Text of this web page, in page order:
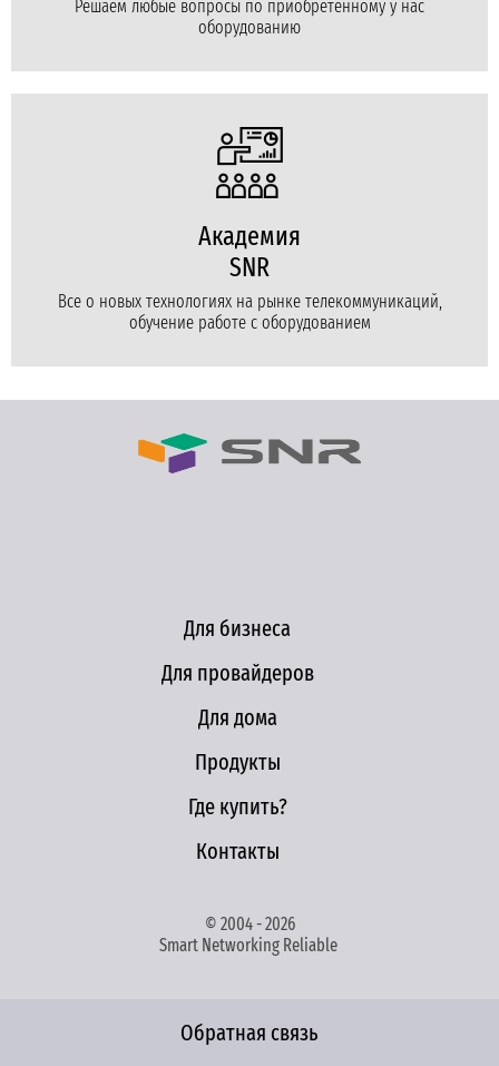
Решаем любые вопросы по приобретенному у нас
оборудованию
Академия
SNR
Все о новых технологиях на рынке телекоммуникаций,
обучение работе с оборудованием
Для бизнеса
Для провайдеров
Для дома
Продукты
Где купить?
Контакты
© 2004 - 2026
Smart Networking Reliable
Обратная связь